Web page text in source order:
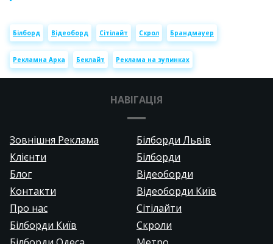
Білборд Відеоборд Сітілайт Скрол Брандмауер
Рекламна Арка Беклайт Реклама на зупинках
НАВІГАЦІЯ
Зовнішня Реклама
Білборди Львів
Клієнти
Білборди
Блог
Відеоборди
Контакти
Відеоборди Київ
Про нас
Сітілайти
Білборди Київ
Скроли